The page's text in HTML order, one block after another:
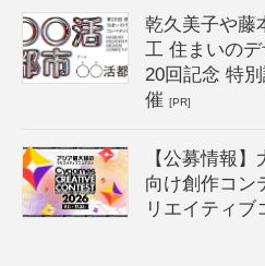
乾久美子や藤
工 住まいの
20回記念 特
催[PR]
【公募情報
向け創作コン
リエイティブ